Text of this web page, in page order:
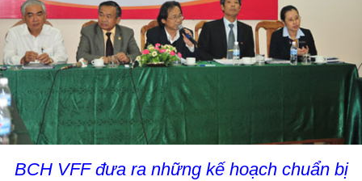
BCH VFF đưa ra những kế hoạch chuẩn bị